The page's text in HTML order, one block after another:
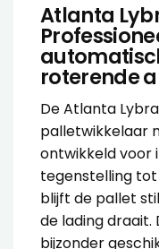
Atlanta
roterende
De Atlanta
palletwikkelaar
ontwikkeld voor
tegenstelling
blijft de pallet
de lading draait.
bijzonder